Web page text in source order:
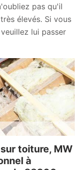
pas qu'il
élevés. Si vous
lui passer
toiture, MW
à